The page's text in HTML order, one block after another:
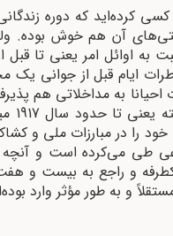
کرده‌اید که دوره
آن هم خوش بوده.
خاطرات ایام قبل از
به مداخلاتى هم
را در مبارزات ملى و
و راجع به بیست و
و به طور مؤثر وارد